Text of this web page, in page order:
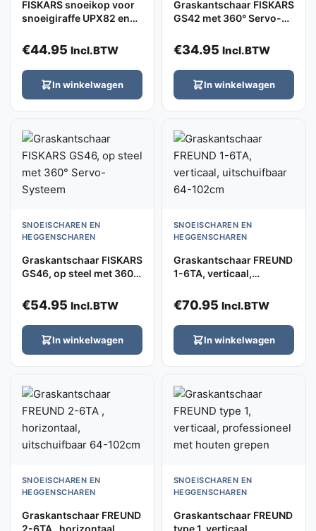
FISKARS snoeikop voor
snoeigiraffe UPX82 en
€44.95 Incl.BTW
In winkelwagen
Graskantschaar FISKARS
GS42 met 360° Servo-
€34.95 Incl.BTW
In winkelwagen
SNOEISCHAREN EN
HEGGENSCHAREN
Graskantschaar FISKARS
GS46, op steel met 360°
€54.95 Incl.BTW
In winkelwagen
SNOEISCHAREN EN
HEGGENSCHAREN
Graskantschaar FREUND
1-6TA, verticaal,
€70.95 Incl.BTW
In winkelwagen
SNOEISCHAREN EN
HEGGENSCHAREN
Graskantschaar FREUND
SNOEISCHAREN EN
HEGGENSCHAREN
Graskantschaar FREUND